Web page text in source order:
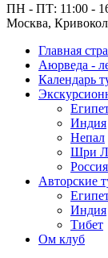
ПН - ПТ: 11:00 -
Москва,
Главная
Аюрведа -
Календарь
Индия
Непал
Шри
Россия
Авторские
Индия
Тибет
Ом клуб